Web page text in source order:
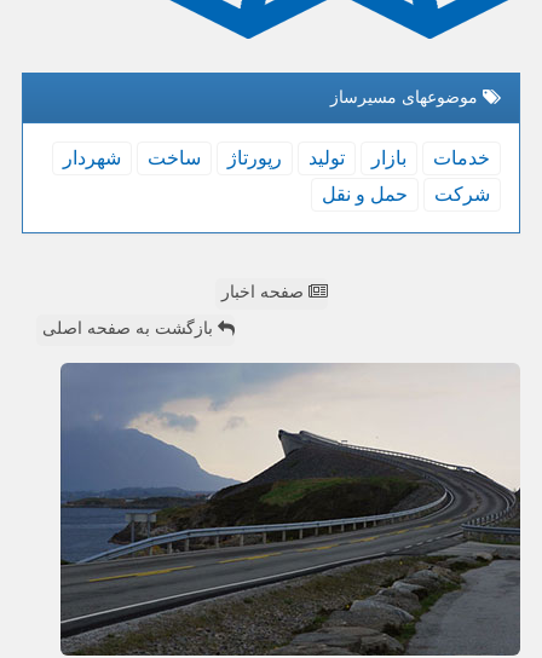
موضوعهای مسیرساز
خدمات بازار تولید رپورتاژ ساخت
شهردار
شركت
حمل و نقل
صفحه اخبار
بازگشت به صفحه اصلی